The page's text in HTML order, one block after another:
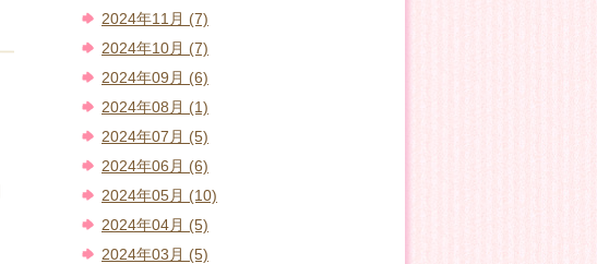
2024年11月 (7)
2024年10月 (7)
2024年09月 (6)
2024年08月 (1)
2024年07月 (5)
2024年06月 (6)
2024年05月 (10)
2024年04月 (5)
2024年03月 (5)